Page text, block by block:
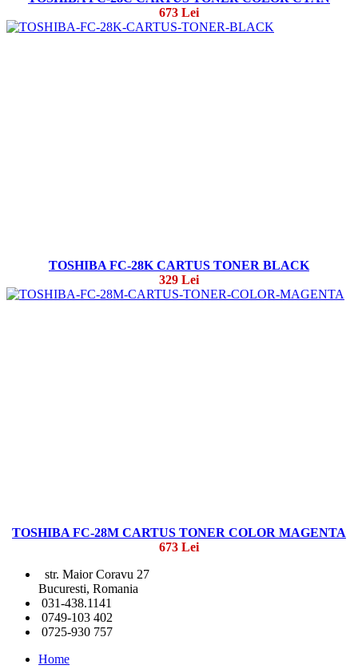
673 Lei
TOSHIBA FC-28K CARTUS TONER BLACK
329 Lei
TOSHIBA FC-28M CARTUS TONER COLOR MAGENTA
673 Lei
str. Maior Coravu 27
Bucuresti, Romania
031-438.1141
0749-103 402
0725-930 757
Home